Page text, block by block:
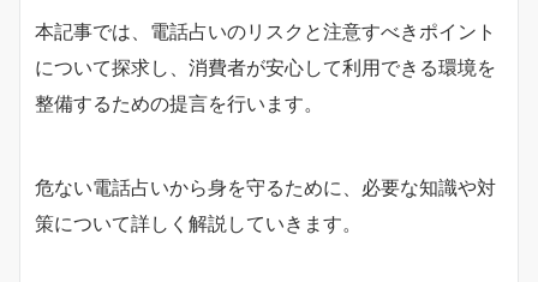
本記事では、電話占いのリスクと注意すべきポイント
について探求し、消費者が安心して利用できる環境を
整備するための提言を行います。
危ない電話占いから身を守るために、必要な知識や対
策について詳しく解説していきます。